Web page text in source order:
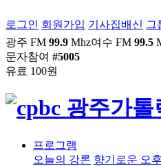
로그인 회원가입 기사집배신 그
광주 FM 99.9 Mhz여수 FM 99.5
문자참여 #5005
유료 100원
프로그램
오늘의 강론 향기로운 오